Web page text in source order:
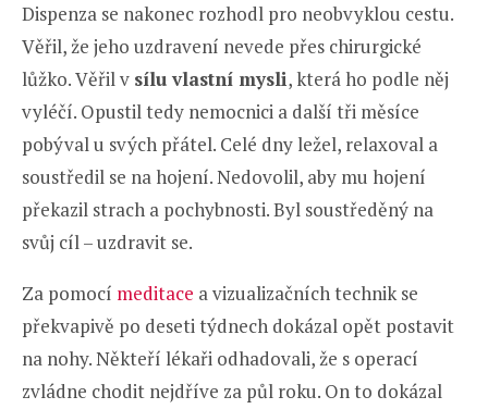
Dispenza se nakonec rozhodl pro neobvyklou cestu.
Věřil, že jeho uzdravení nevede přes chirurgické
lůžko. Věřil v sílu vlastní mysli, která ho podle něj
vyléčí. Opustil tedy nemocnici a další tři měsíce
pobýval u svých přátel. Celé dny ležel, relaxoval a
soustředil se na hojení. Nedovolil, aby mu hojení
překazil strach a pochybnosti. Byl soustředěný na
svůj cíl – uzdravit se.
Za pomocí meditace a vizualizačních technik se
překvapivě po deseti týdnech dokázal opět postavit
na nohy. Někteří lékaři odhadovali, že s operací
zvládne chodit nejdříve za půl roku. On to dokázal